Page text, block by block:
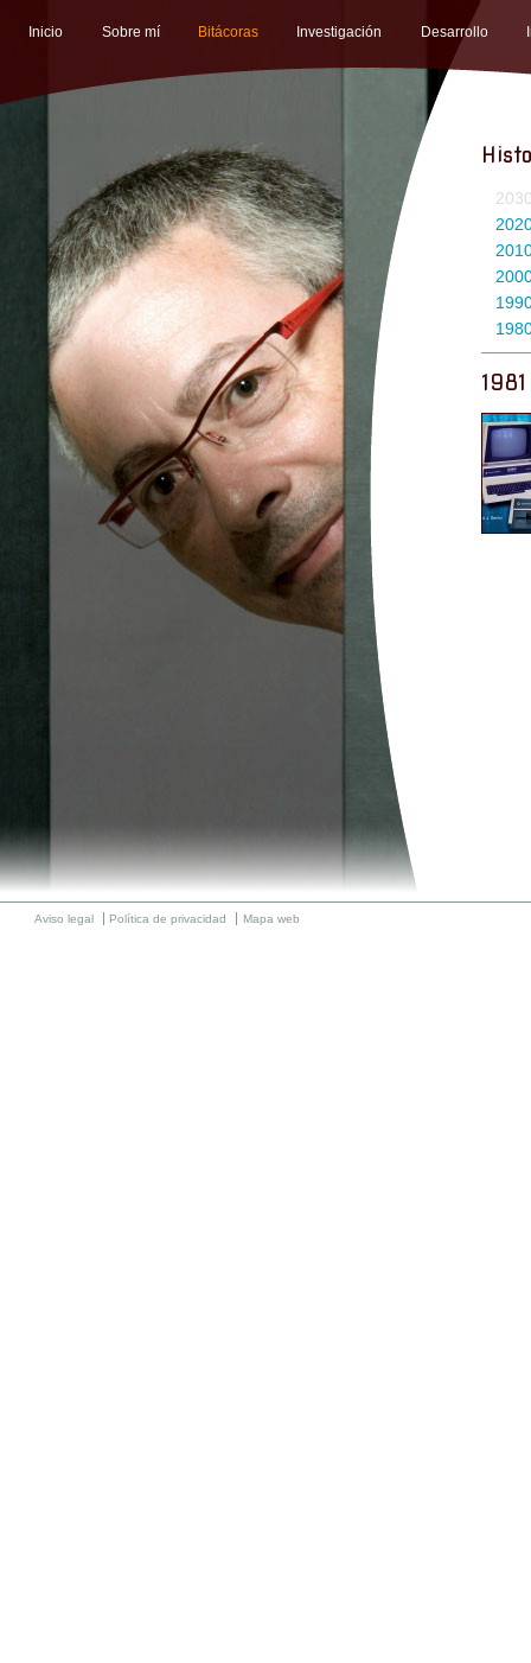
Inicio Sobre mí Bitácoras Investigación Desarrollo
1981
Aviso legal Política de privacidad Mapa web